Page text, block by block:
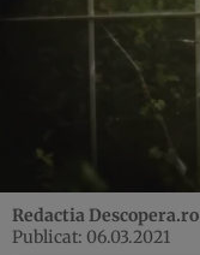
Redactia Descopera.ro
Publicat: 06.03.2021